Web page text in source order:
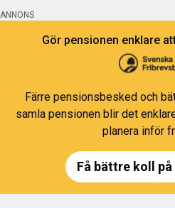
ANNONS
Gör pensionen enklare
Färre pensionsbesked och
samla pensionen blir det
planera inför
Få bättre koll